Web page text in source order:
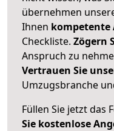
übernehmen
Ihnen kompetente
Checkliste. Zögern
Anspruch zu
Vertrauen Sie
Umzugsbranche
Füllen Sie jetzt das
Sie kostenlose